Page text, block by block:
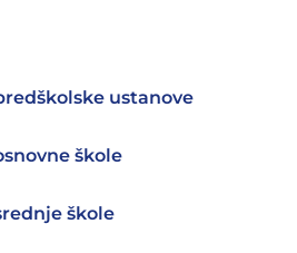
ustanove
škole
škole